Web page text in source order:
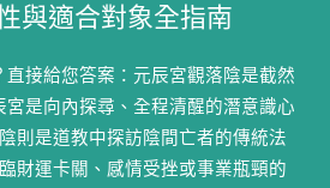
與適合對象全指南
接給您答案：元辰宮觀落陰是截然
是向內探尋、全程清醒的潛意識心
則是道教中探訪陰間亡者的傳統法
財運卡關、感情受挫或事業瓶頸的